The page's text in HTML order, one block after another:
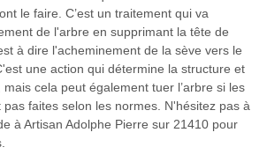
le faire. C’est un traitement qui va
de l'arbre en supprimant la tête de
à dire l'acheminement de la sève vers le
une action qui détermine la structure et
cela peut également tuer l’arbre si les
faites selon les normes. N'hésitez pas à
à Artisan Adolphe Pierre sur 21410 pour